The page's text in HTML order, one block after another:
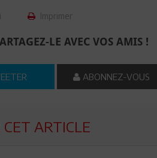
Imprimer
LE AVEC VOS AMIS !
ABONNEZ-VOUS
ARTICLE